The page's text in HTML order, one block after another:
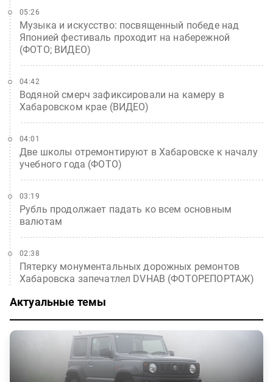
Музыка и искусство: посвященный победе над
Японией фестиваль проходит на набережной
(ФОТО; ВИДЕО)
05:26
Водяной смерч зафиксировали на камеру в
Хабаровском крае (ВИДЕО)
04:42
Две школы отремонтируют в Хабаровске к началу
учебного года (ФОТО)
04:01
Рубль продолжает падать ко всем основным
валютам
03:19
Пятерку монументальных дорожных ремонтов
Хабаровска запечатлел DVHAB (ФОТОРЕПОРТАЖ)
02:38
Актуальные темы